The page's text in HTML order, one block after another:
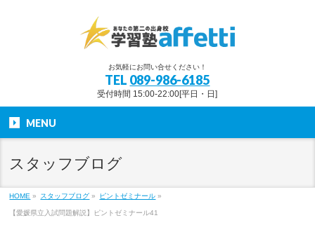
お気軽にお問い合せください！
TEL 089-986-6185
受付時間 15:00-22:00[平日・日]
MENU
スタッフブログ
HOME » スタッフブログ » ピントゼミナール »
【愛媛県立入試問題解説】ピントゼミナール41